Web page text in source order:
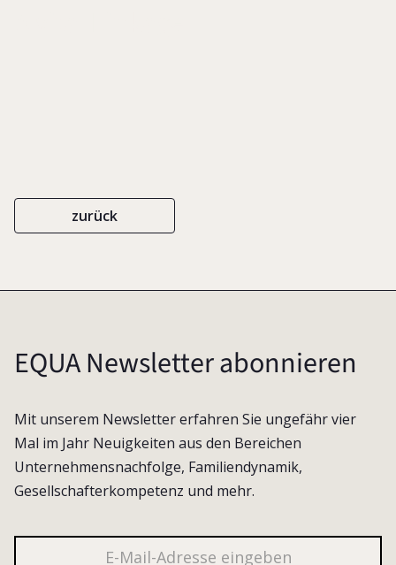
zurück
EQUA Newsletter abonnieren
Mit unserem Newsletter erfahren Sie ungefähr vier
Mal im Jahr Neuigkeiten aus den Bereichen
Unternehmensnachfolge, Familiendynamik,
Gesellschafterkompetenz und mehr.